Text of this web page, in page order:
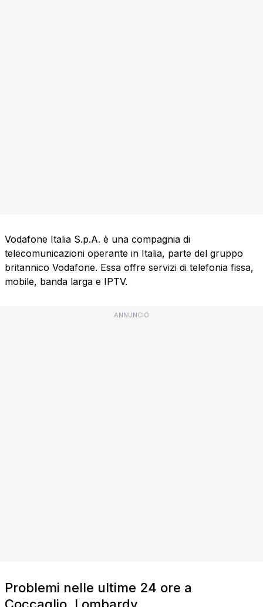
Vodafone Italia S.p.A. è una compagnia di
telecomunicazioni operante in Italia, parte del gruppo
britannico Vodafone. Essa offre servizi di telefonia fissa,
mobile, banda larga e IPTV.
ANNUNCIO
Problemi nelle ultime 24 ore a